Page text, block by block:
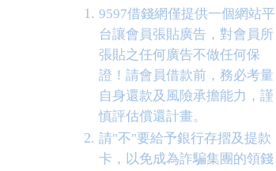
9597借錢網僅提供一個網站平
台讓會員張貼廣告，對會員所
張貼之任何廣告不做任何保
證！請會員借款前，務必考量
自身還款及風險承擔能力，謹
慎評估償還計畫。
請"不"要給予銀行存摺及提款
卡，以免成為詐騙集團的領錢